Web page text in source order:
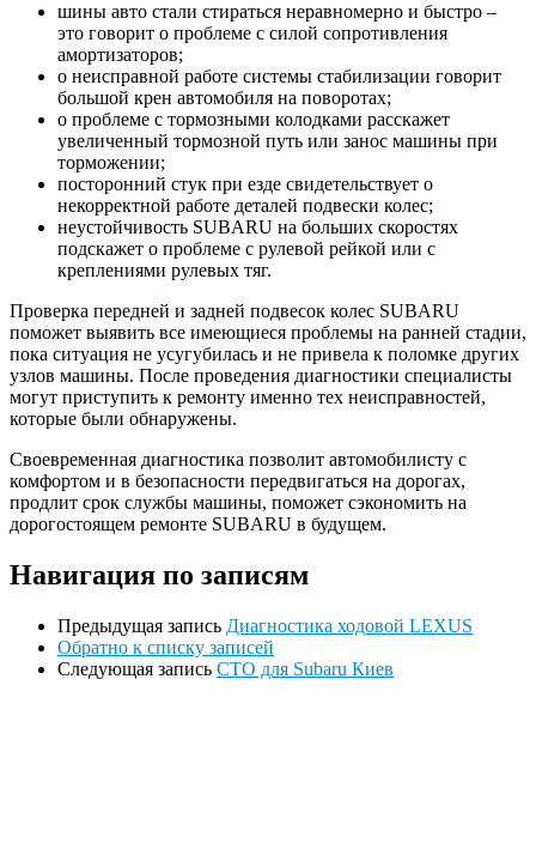
шины авто стали стираться неравномерно и быстро –
это говорит о проблеме с силой сопротивления
амортизаторов;
о неисправной работе системы стабилизации говорит
большой крен автомобиля на поворотах;
о проблеме с тормозными колодками расскажет
увеличенный тормозной путь или занос машины при
торможении;
посторонний стук при езде свидетельствует о
некорректной работе деталей подвески колес;
неустойчивость SUBARU на больших скоростях
подскажет о проблеме с рулевой рейкой или с
креплениями рулевых тяг.
Проверка передней и задней подвесок колес SUBARU
поможет выявить все имеющиеся проблемы на ранней стадии,
пока ситуация не усугубилась и не привела к поломке других
узлов машины. После проведения диагностики специалисты
могут приступить к ремонту именно тех неисправностей,
которые были обнаружены.
Своевременная диагностика позволит автомобилисту с
комфортом и в безопасности передвигаться на дорогах,
продлит срок службы машины, поможет сэкономить на
дорогостоящем ремонте SUBARU в будущем.
Навигация по записям
Предыдущая запись Диагностика ходовой LEXUS
Обратно к списку записей
Следующая запись СТО для Subaru Киев